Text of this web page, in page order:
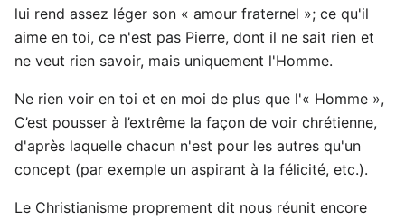
lui rend assez léger son « amour fraternel »; ce qu'il
aime en toi, ce n'est pas Pierre, dont il ne sait rien et
ne veut rien savoir, mais uniquement l'Homme.
Ne rien voir en toi et en moi de plus que l'« Homme »,
C’est pousser à l’extrême la façon de voir chrétienne,
d'après laquelle chacun n'est pour les autres qu'un
concept (par exemple un aspirant à la félicité, etc.).
Le Christianisme proprement dit nous réunit encore